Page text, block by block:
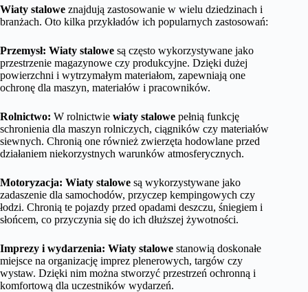
Wiaty stalowe znajdują zastosowanie w wielu dziedzinach i
branżach. Oto kilka przykładów ich popularnych zastosowań:
Przemysł: Wiaty stalowe są często wykorzystywane jako
przestrzenie magazynowe czy produkcyjne. Dzięki dużej
powierzchni i wytrzymałym materiałom, zapewniają one
ochronę dla maszyn, materiałów i pracowników.
Rolnictwo: W rolnictwie wiaty stalowe pełnią funkcję
schronienia dla maszyn rolniczych, ciągników czy materiałów
siewnych. Chronią one również zwierzęta hodowlane przed
działaniem niekorzystnych warunków atmosferycznych.
Motoryzacja: Wiaty stalowe są wykorzystywane jako
zadaszenie dla samochodów, przyczep kempingowych czy
łodzi. Chronią te pojazdy przed opadami deszczu, śniegiem i
słońcem, co przyczynia się do ich dłuższej żywotności.
Imprezy i wydarzenia: Wiaty stalowe stanowią doskonałe
miejsce na organizację imprez plenerowych, targów czy
wystaw. Dzięki nim można stworzyć przestrzeń ochronną i
komfortową dla uczestników wydarzeń.